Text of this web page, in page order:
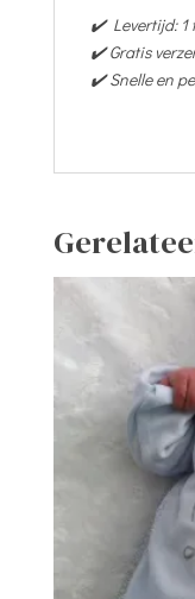
✔️ Levertijd: 1
✔️ Gratis
✔️ Snelle en